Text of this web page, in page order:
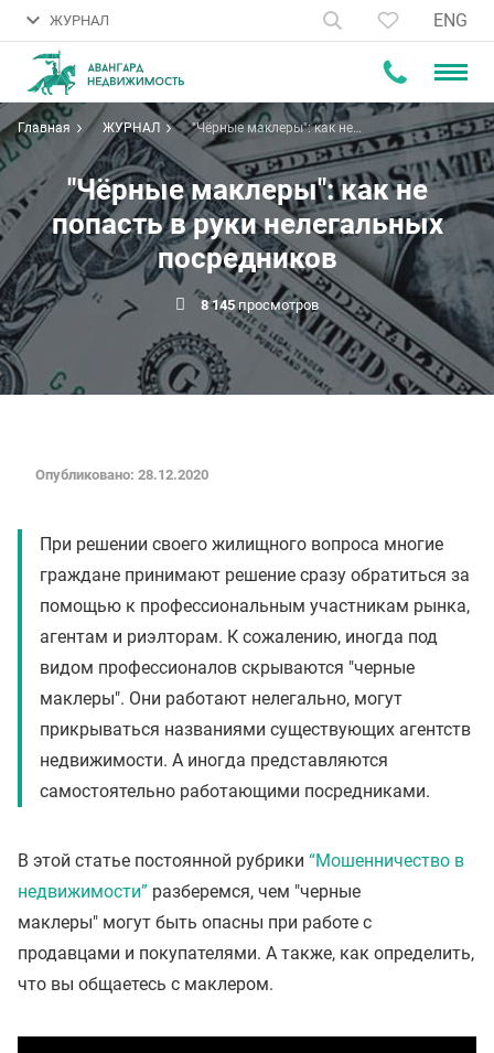
ЖУРНАЛ ENG
Главная ЖУРНАЛ
"Чёрные маклеры": как не
попасть в руки нелегальных
посредников
"Чёрные маклеры": как не
попасть в руки нелегальных
посредников
8 145просмотров
Опубликовано: 28.12.2020
При решении своего жилищного вопроса многие
граждане принимают решение сразу обратиться за
помощью к профессиональным участникам рынка,
агентам и риэлторам. К сожалению, иногда под
видом профессионалов скрываются "черные
маклеры". Они работают нелегально, могут
прикрываться названиями существующих агентств
недвижимости. А иногда представляются
самостоятельно работающими посредниками.
В этой статье постоянной рубрики “Мошенничество в
недвижимости” разберемся, чем "черные
маклеры" могут быть опасны при работе с
продавцами и покупателями. А также, как определить,
что вы общаетесь с маклером.